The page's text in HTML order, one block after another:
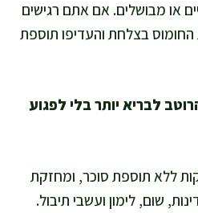
או מבושלים. אם אתם רגישים
בצלחת והעדיפו תוספת
לבריא יותר בלי לפגוע
ללא תוספת סוכר, ומחזקת
שום, לימון ועשבי תיבול.